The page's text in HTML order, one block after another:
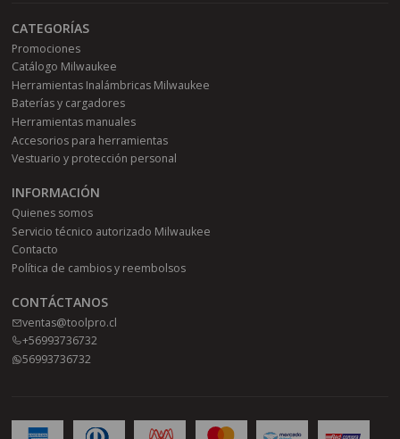
CATEGORÍAS
Promociones
Catálogo Milwaukee
Herramientas Inalámbricas Milwaukee
Baterías y cargadores
Herramientas manuales
Accesorios para herramientas
Vestuario y protección personal
INFORMACIÓN
Quienes somos
Servicio técnico autorizado Milwaukee
Contacto
Política de cambios y reembolsos
CONTÁCTANOS
ventas@toolpro.cl
+56993736732
56993736732